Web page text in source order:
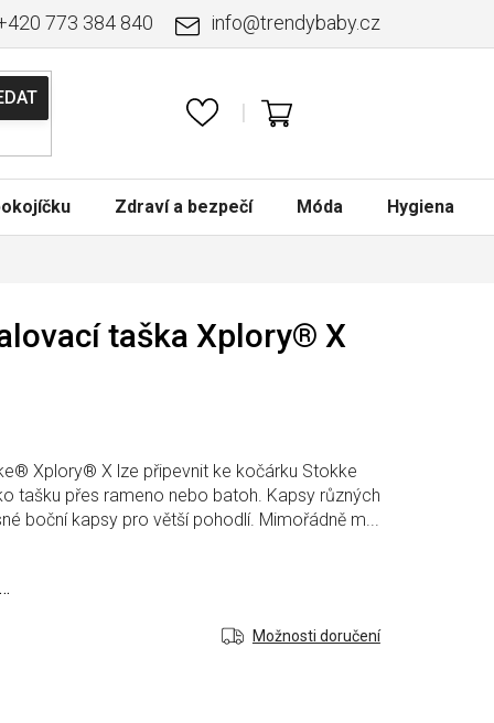
info@trendybaby.cz
773 384 840
KOŠÍK
Zdraví a bezpečí Móda Hygiena
taška Xplory® X
Xplory® X lze připevnit ke kočárku Stokke
tašku přes rameno nebo batoh. Kapsy různých
boční kapsy pro větší pohodlí. Mimořádně m...
Možnosti doručení